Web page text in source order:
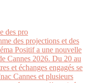
des pro